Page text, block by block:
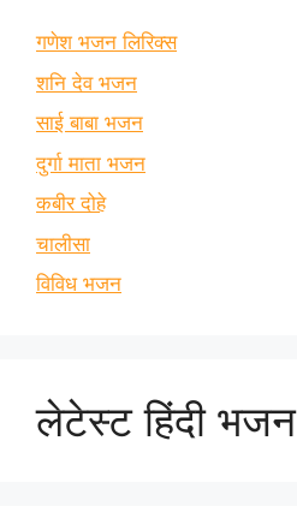
गणेश भजन लिरिक्स
शनि देव भजन
साई बाबा भजन
दुर्गा माता भजन
कबीर दोहे
चालीसा
विविध भजन
लेटेस्ट हिंदी भजन